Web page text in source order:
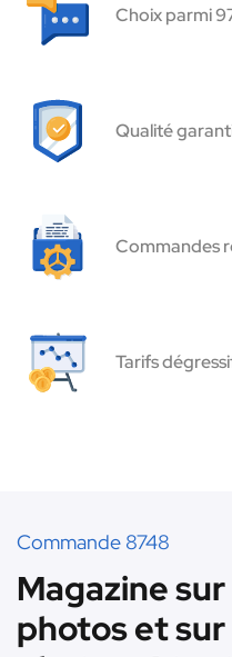
Choix parmi
Qualité
Commandes
Tarifs
Commande 8748
Magazine
photos et